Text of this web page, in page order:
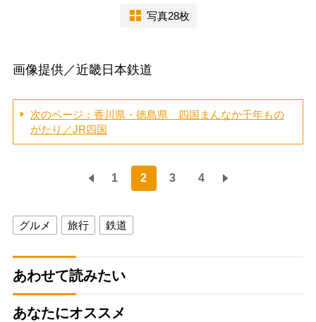
写真28枚
画像提供／近畿日本鉄道
次のページ：香川県・徳島県 四国まんなか千年もの
がたり／JR四国
1 2 3 4
グルメ 旅行 鉄道
あわせて読みたい
あなたにオススメ